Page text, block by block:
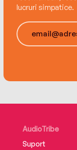
rockstory.ro
lucruri simpatice.
AudioTribe
Suport